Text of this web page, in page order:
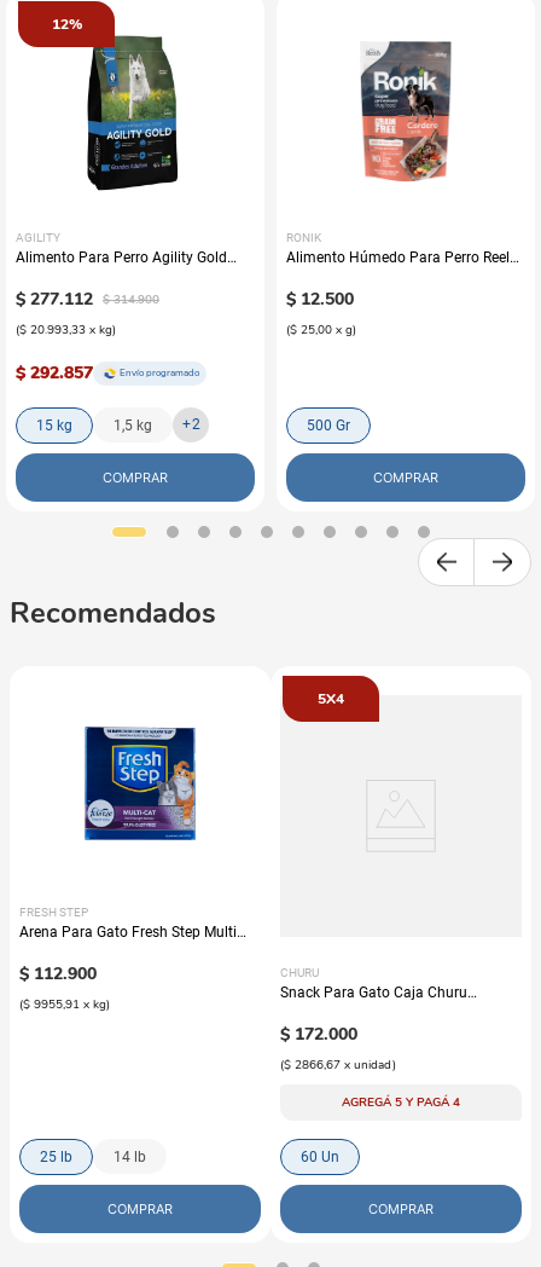
12%
AGILITY
Alimento Para Perro Agility Gold
$ 277.112 $ 314.900
($ 20.993,33 x kg)
$ 292.857 Envío programado
15 kg 1,5 kg +2
COMPRAR
RONIK
Alimento Húmedo Para Perro Reelds
$ 12.500
($ 25,00 x g)
500 Gr
COMPRAR
Recomendados
FRESH STEP
Arena Para Gato Fresh Step Multi
$ 112.900
($ 9955,91 x kg)
25 lb 14 lb
COMPRAR
5X4
CHURU
Snack Para Gato Caja Churu
$ 172.000
($ 2866,67 x unidad)
AGREGÁ 5 Y PAGÁ 4
60 Un
COMPRAR